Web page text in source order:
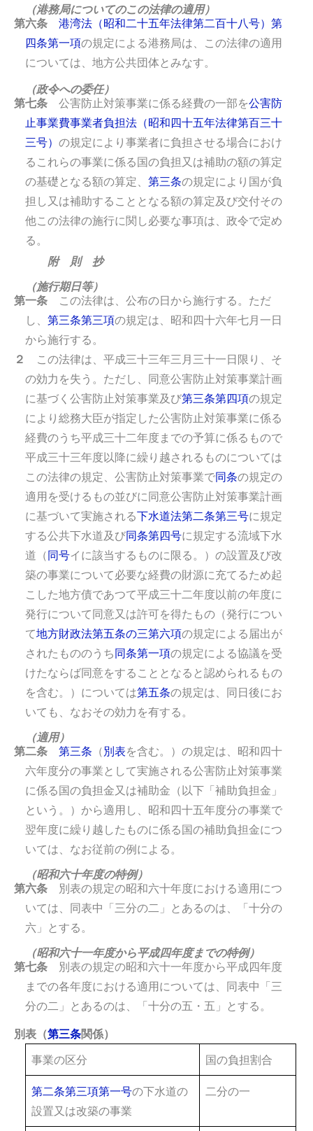
（港務局についてのこの法律の適用）
第六条 港湾法（昭和二十五年法律第二百十八号）第
四条第一項の規定による港務局は、この法律の適用
については、地方公共団体とみなす。
（政令への委任）
第七条 公害防止対策事業に係る経費の一部を公害防
止事業費事業者負担法（昭和四十五年法律第百三十
三号） の規定により事業者に負担させる場合におけ
るこれらの事業に係る国の負担又は補助の額の算定
の基礎となる額の算定、 第三条の規定により国が負
担し又は補助することとなる額の算定及び交付その
他この法律の施行に関し必要な事項は、政令で定め
る。
附 則 抄
（施行期日等）
第一条 この法律は、公布の日から施行する。 ただ
し、 第三条第三項の規定は、昭和四十六年七月一日
から施行する。
２ この法律は、平成三十三年三月三十一日限り、そ
の効力を失う。 ただし、同意公害防止対策事業計画
に基づく公害防止対策事業及び第三条第四項の規定
により総務大臣が指定した公害防止対策事業に係る
経費のうち平成三十二年度までの予算に係るもので
平成三十三年度以降に繰り越されるものについては
この法律の規定、公害防止対策事業で同条の規定の
適用を受けるもの並びに同意公害防止対策事業計画
に基づいて実施される下水道法第二条第三号に規定
する公共下水道及び同条第四号に規定する流域下水
道（同号イに該当するものに限る。）の設置及び改
築の事業について必要な経費の財源に充てるため起
こした地方債であつて平成三十二年度以前の年度に
発行について同意又は許可を得たもの（発行につい
て地方財政法第五条の三第六項の規定による届出が
されたもののうち同条第一項の規定による協議を受
けたならば同意をすることとなると認められるもの
を含む。）については第五条の規定は、同日後にお
いても、なおその効力を有する。
（適用）
第二条 第三条 （別表を含む。）の規定は、昭和四十
六年度分の事業として実施される公害防止対策事業
に係る国の負担金又は補助金（以下「補助負担金」
という。）から適用し、昭和四十五年度分の事業で
翌年度に繰り越したものに係る国の補助負担金につ
いては、なお従前の例による。
（昭和六十年度の特例）
第六条 別表の規定の昭和六十年度における適用につ
いては、同表中「三分の二」とあるのは、「十分の
六」とする。
（昭和六十一年度から平成四年度までの特例）
第七条 別表の規定の昭和六十一年度から平成四年度
までの各年度における適用については、同表中「三
分の二」とあるのは、「十分の五・五」とする。
別表（第三条関係）
事業の区分
国の負担割合
第二条第三項第一号の下水道の
設置又は改築の事業
二分の一